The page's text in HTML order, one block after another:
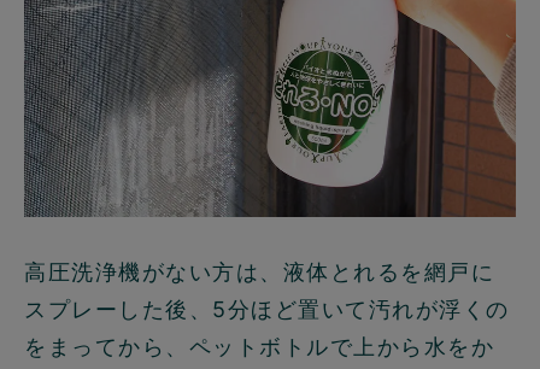
高圧洗浄機がない方は、液体とれるを網戸に
スプレーした後、5分ほど置いて汚れが浮くの
をまってから、ペットボトルで上から水をか